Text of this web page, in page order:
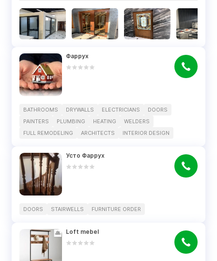
Фаррух
BATHROOMS DRYWALLS ELECTRICIANS
DOORS
PAINTERS
PLUMBING HEATING
WELDERS
FULL REMODELING
ARCHITECTS INTERIOR DESIGN
Усто Фаррух
DOORS STAIRWELLS FURNITURE ORDER
Loft mebel